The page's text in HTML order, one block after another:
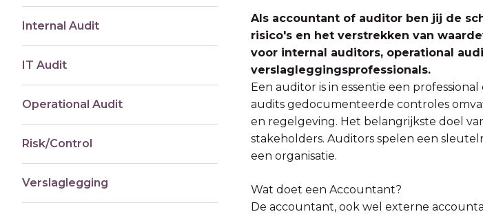
Internal Audit
IT Audit
Operational Audit
Risk/Control
Verslaglegging
Als accountant of auditor ben jij de
risico's en het verstrekken van
voor internal auditors, operational
verslagleggingsprofessionals.
Een auditor is in essentie een
audits gedocumenteerde controles
en regelgeving. Het belangrijkste doel
stakeholders. Auditors spelen een
een organisatie.
Wat doet een Accountant?
De accountant, ook wel externe